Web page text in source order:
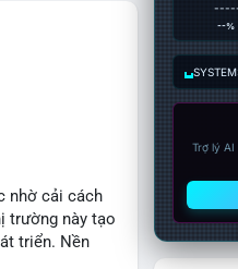
nhờ cải cách
trường này tạo
triển. Nền
--%
Trợ lý